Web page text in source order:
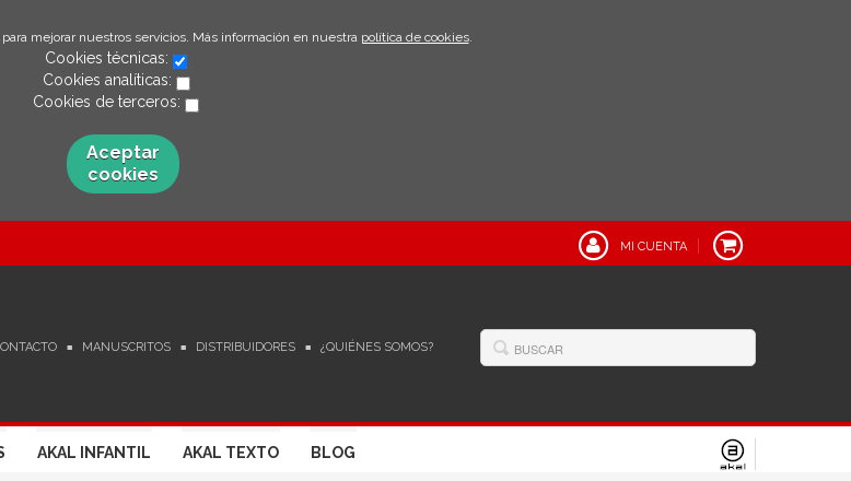
mejorar nuestros servicios. Más información en nuestra política de cookies.
Cookies técnicas:
Cookies analíticas:
Cookies de terceros:
Aceptar
cookies
MI CUENTA
MANUSCRITOS DISTRIBUIDORES ¿QUIÉNES SOMOS?
AKAL INFANTIL AKAL TEXTO BLOG